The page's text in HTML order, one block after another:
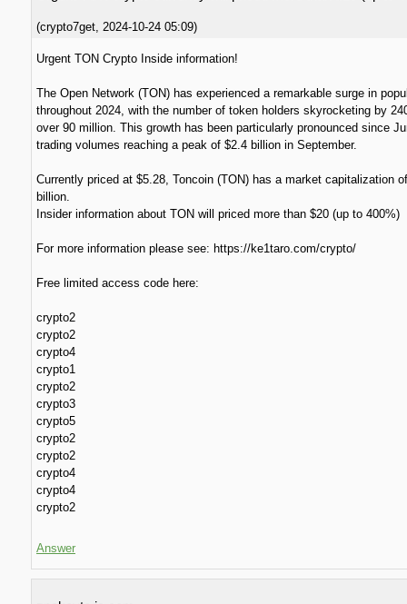
(crypto7get 2024-10-24 05:09)
Urgent TON Crypto Inside information!
The Open Network (TON) has experienced a remarkable surge in
throughout 2024, with the number of token holders skyrocketing by
over 90 million. This growth has been particularly pronounced since
trading volumes reaching a peak of $2.4 billion in September.
Currently priced at $5.28, Toncoin (TON) has a market capitalization
billion.
Insider information about TON will priced more than $20 (up to 400%)
For more information please see: https://ke1taro.com/crypto/
Free limited access code here:
crypto2
crypto2
crypto4
crypto1
crypto2
crypto3
crypto5
crypto2
crypto2
crypto4
crypto4
crypto2
Answer